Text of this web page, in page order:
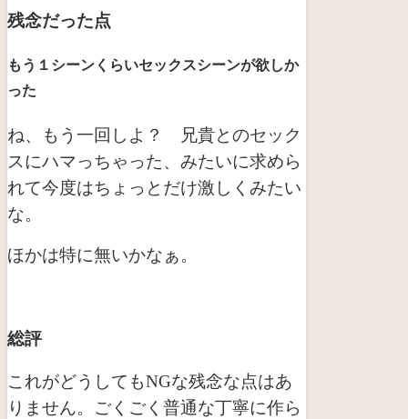
残念だった点
もう１シーンくらいセックスシーンが欲しか
った
ね、もう一回しよ？ 兄貴とのセック
スにハマっちゃった、みたいに求めら
れて今度はちょっとだけ激しくみたい
な。
ほかは特に無いかなぁ。
総評
これがどうしてもNGな残念な点はあ
りません。ごくごく普通な丁寧に作ら